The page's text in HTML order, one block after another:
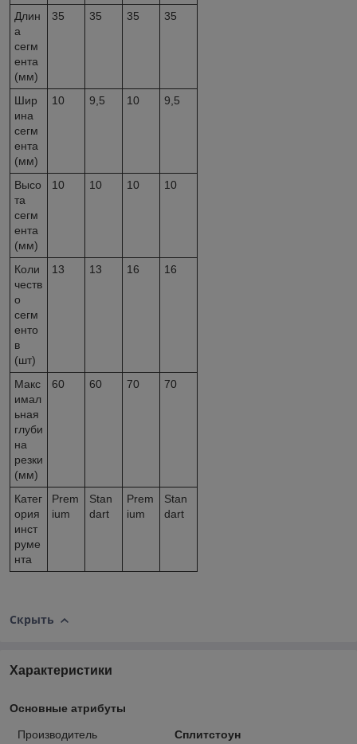
Длин
а
сегм
ента
(мм)
35 35 35 35
Шир
ина
сегм
ента
(мм)
10 9,5 10 9,5
Высо
та
сегм
ента
(мм)
10 10 10 10
Коли
честв
о
сегм
енто
в
(шт)
13 13 16 16
Макс
имал
ьная
глуби
на
резки
(мм)
60 60 70 70
Катег
ория
инст
руме
нта
Prem
ium
Stan
dart
Prem
ium
Stan
dart
Скрыть
Характеристики
Основные атрибуты
Производитель
Сплитстоун